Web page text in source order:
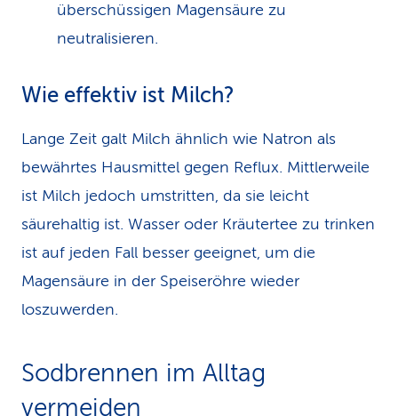
überschüssigen Magensäure zu
neutralisieren.
Wie effektiv ist Milch?
Lange Zeit galt Milch ähnlich wie Natron als
bewährtes Hausmittel gegen Reflux. Mittlerweile
ist Milch jedoch umstritten, da sie leicht
säurehaltig ist. Wasser oder Kräutertee zu trinken
ist auf jeden Fall besser geeignet, um die
Magensäure in der Speiseröhre wieder
loszuwerden.
Sodbrennen im Alltag
vermeiden